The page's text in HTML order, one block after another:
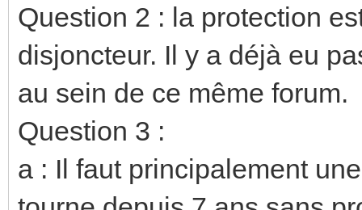
Question 2 : la protection
disjoncteur. Il y a déjà eu
au sein de ce même forum.
Question 3 :
a : Il faut principalement